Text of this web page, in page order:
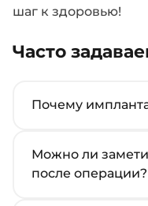
шаг к здоровью!
Часто
Почему
Можно ли
после операции?